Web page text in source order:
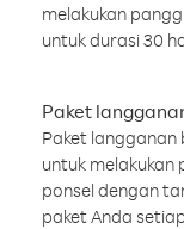
melakukan
untuk durasi 30
Paket
Paket langganan
untuk melakukan
ponsel dengan
paket Anda